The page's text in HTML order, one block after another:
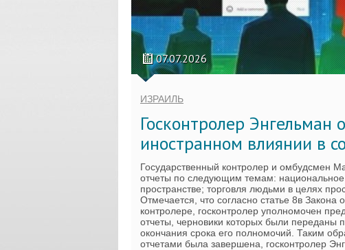
07.07.2026
ИЗРАИЛЬ
Госконтролер Энгельман
иностранном влиянии в
Государственный контролер и омбудсмен
отчеты по следующим темам:
пространстве; торговля людьми в целях
Отмечается, что согласно статье 8в Закона
контролере, госконтролер уполномочен
отчеты, черновики которых были переданы
окончания срока его полномочий. Таким
отчетами была завершена, госконтролер